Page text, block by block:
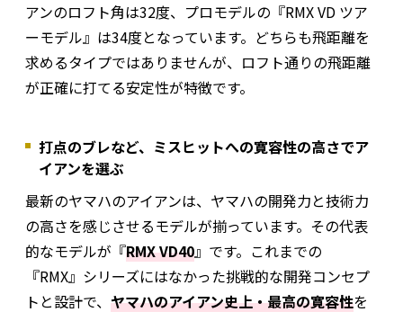
アンのロフト角は32度、プロモデルの『RMX VD ツア
ーモデル』は34度となっています。どちらも飛距離を
求めるタイプではありませんが、ロフト通りの飛距離
が正確に打てる安定性が特徴です。
打点のブレなど、ミスヒットへの寛容性の高さでア
イアンを選ぶ
最新のヤマハのアイアンは、ヤマハの開発力と技術力
の高さを感じさせるモデルが揃っています。その代表
的なモデルが『RMX VD40』です。これまでの
『RMX』シリーズにはなかった挑戦的な開発コンセプ
トと設計で、 ヤマハのアイアン史上・最高の寛容性を